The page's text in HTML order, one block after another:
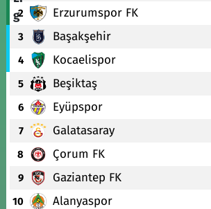
2 Erzurumspor FK
3 Başakşehir
4 Kocaelispor
5 Beşiktaş
6 Eyüpspor
7 Galatasaray
8 Çorum FK
9 Gaziantep FK
10 Alanyaspor